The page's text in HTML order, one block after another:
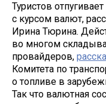
Туристов
с курсом валют,
Ирина Тюрина.
во многом
провайдеров,
Комитета по
о топливе в
Так что валютная